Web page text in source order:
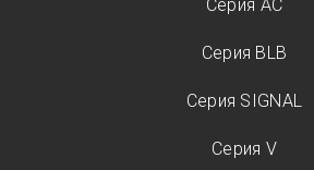
Серия AC
Серия BLB
Серия SIGNAL
Серия V